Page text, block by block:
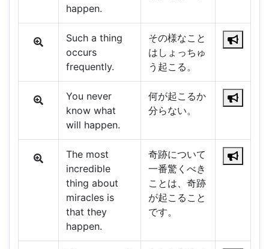
happen.
Such a thing
occurs
frequently.
その様なこと
はしょっちゅ
う起こる。
You never
know what
will happen.
何が起こるか
分らない。
The most
incredible
thing about
miracles is
that they
happen.
奇跡について
一番驚くべき
ことは、奇跡
が起こること
です。